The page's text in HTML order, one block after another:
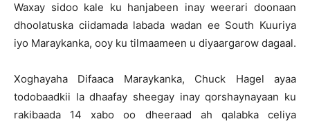
Waxay sidoo kale ku hanjabeen inay weerari doonaan
dhoolatuska ciidamada labada wadan ee South Kuuriya
iyo Maraykanka, ooy ku tilmaameen u diyaargarow dagaal.
Xoghayaha Difaaca Maraykanka, Chuck Hagel ayaa
todobaadkii la dhaafay sheegay inay qorshaynayaan ku
rakibaada 14 xabo oo dheeraad ah qalabka celiya